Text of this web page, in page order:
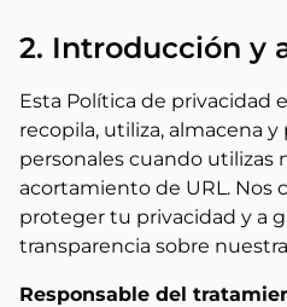
2. Introducción y
Esta Política de privacidad
recopila, utiliza, almacena
personales cuando utilizas
acortamiento de URL. Nos
proteger tu privacidad y a
transparencia sobre
Responsable del